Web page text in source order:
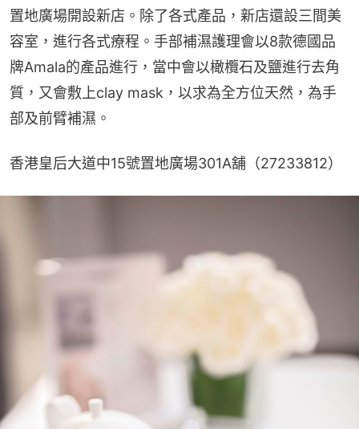
置地廣場開設新店。除了各式產品，新店還設三間美
容室，進行各式療程。手部補濕護理會以8款德國品
牌Amala的產品進行，當中會以橄欖石及鹽進行去角
質，又會敷上clay mask，以求為全方位天然，為手
部及前臂補濕。
香港皇后大道中15號置地廣場301A舖（27233812）